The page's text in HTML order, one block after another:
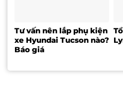
Tư vấn nên lắp phụ kiện
xe Hyundai Tucson nào?
Báo giá